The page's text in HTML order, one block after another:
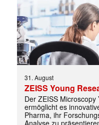
31. August
ZEISS Young
Der ZEISS
ermöglicht es
Pharma, ihr